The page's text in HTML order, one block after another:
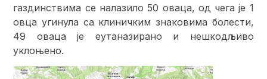
газдинствима се налазило 50 оваца, од чега је 1
овца угинула са клиничким знаковима болести,
49 оваца је еутаназирано и нешкодљиво
уклоњено.